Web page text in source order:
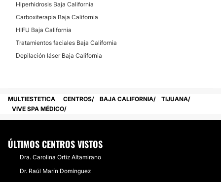
Hiperhidrosis Baja California
Carboxiterapia Baja California
HIFU Baja California
Tratamientos faciales Baja California
Depilación láser Baja California
MULTIESTETICA CENTROS BAJA CALIFORNIA
TIJUANA
VIVE SPA MÉDICO
ÚLTIMOS CENTROS VISTOS
Dra. Carolina Ortiz Altamirano
Dr. Raúl Marín Domínguez